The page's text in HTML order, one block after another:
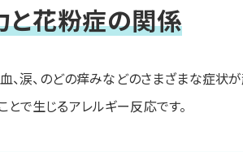
と花粉症の関係
、涙、のどの痒みなどのさまざまな症状が
で生じるアレルギー反応です。